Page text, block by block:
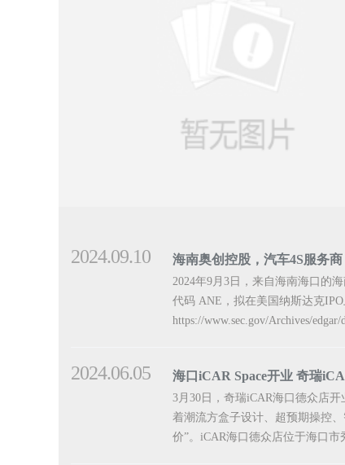
2024.09.10 海南奥创控股，汽车4S服务
2024年9月3日，来自海南海口的
代码 ANE，拟在美国纳斯达克
https://www.sec.gov/Archives/
2024.06.05 海口iCAR Space开业 奇瑞
3月30日，奇瑞iCAR海口德众店
着潮流方盒子设计、超预期操控
价”。iCAR海口德众店位于海口市